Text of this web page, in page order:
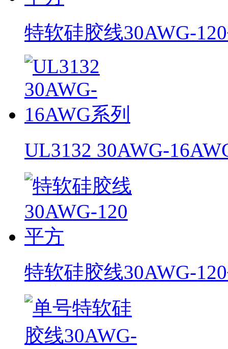
特软硅胶线30AWG-
UL3132 30AWG-
特软硅胶线30AWG-